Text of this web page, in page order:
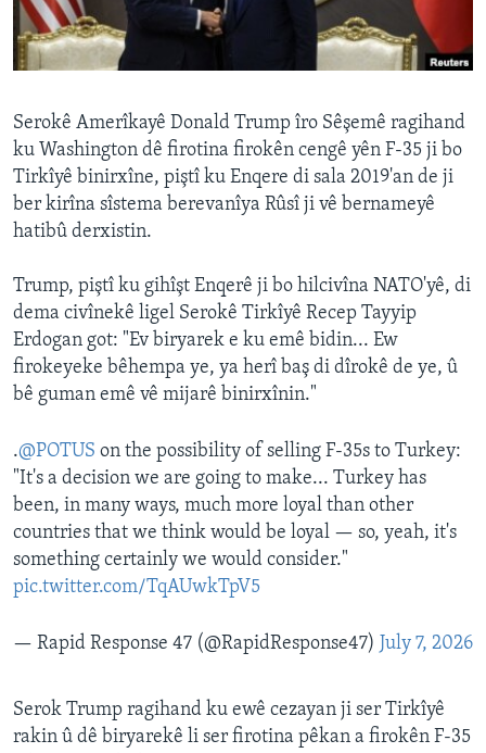
ÇAND Û HUNER
SERNIVÎS
Learning English
FOLLOW US
Zimanên Din
Serokê Amerîkayê Donald Trump îro Sêşemê ragihand
ku Washington dê firotina firokên cengê yên F-35 ji bo
Tirkîyê binirxîne, piştî ku Enqere di sala 2019'an de ji
ber kirîna sîstema berevanîya Rûsî ji vê bernameyê
hatibû derxistin.
Trump, piştî ku gihîşt Enqerê ji bo hilcivîna NATO'yê, di
dema civînekê ligel Serokê Tirkîyê Recep Tayyip
Erdogan got: "Ev biryarek e ku emê bidin... Ew
firokeyeke bêhempa ye, ya herî baş di dîrokê de ye, û
bê guman emê vê mijarê binirxînin."
.@POTUS on the possibility of selling F-35s to Turkey:
"It's a decision we are going to make... Turkey has
been, in many ways, much more loyal than other
countries that we think would be loyal — so, yeah, it's
something certainly we would consider."
pic.twitter.com/TqAUwkTpV5
— Rapid Response 47 (@RapidResponse47) July 7, 2026
Serok Trump ragihand ku ewê cezayan ji ser Tirkîyê
rakin û dê biryarekê li ser firotina pêkan a firokên F-35